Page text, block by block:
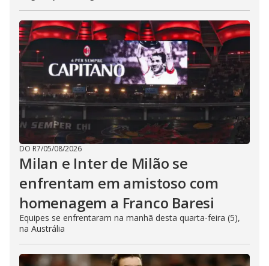
DO R7/05/08/2026
Milan e Inter de Milão se
enfrentam em amistoso com
homenagem a Franco Baresi
Equipes se enfrentaram na manhã desta quarta-feira (5),
na Austrália